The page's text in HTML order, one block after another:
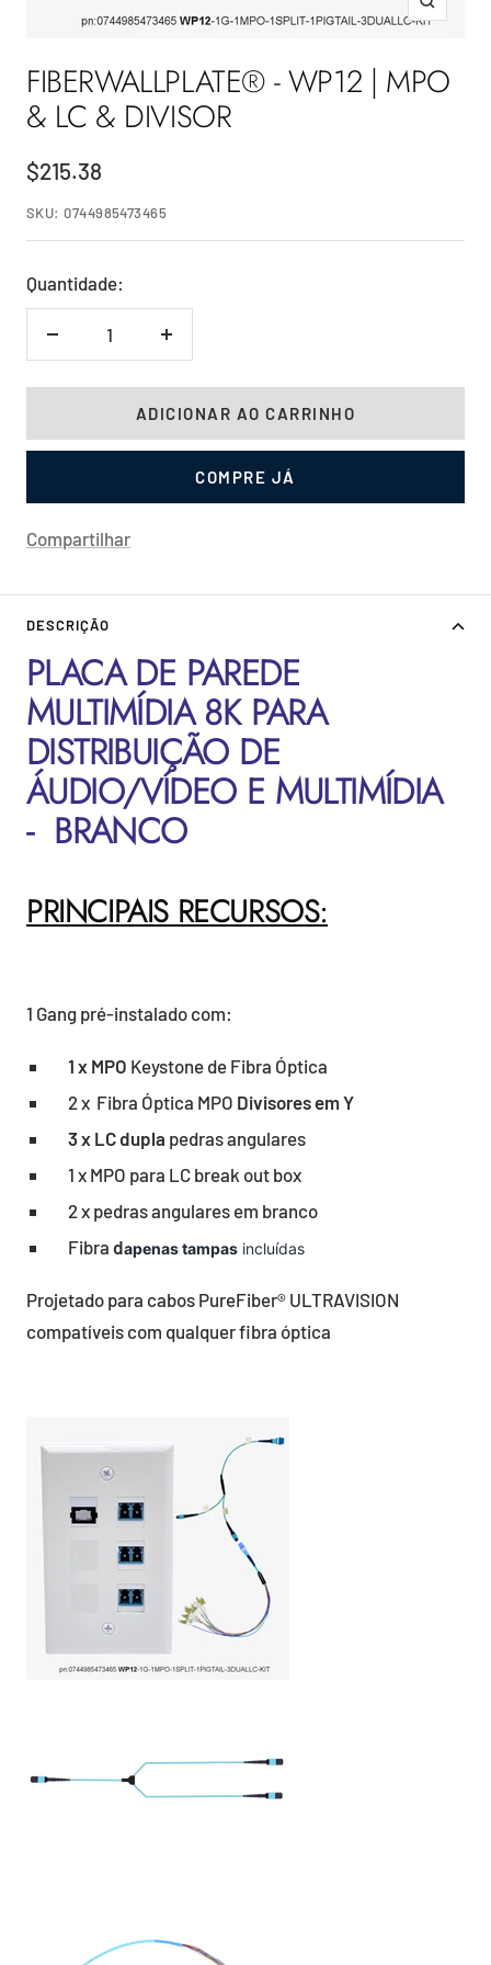
Zoom
FIBERWALLPLATE® - WP12 | MPO
& LC & DIVISOR
Preço
promocional
$215.38
SKU:0744985473465
Quantidade:
Diminuir
ADICIONAR AO CARRINHO
COMPRE JÁ
Compartilhar
DESCRIÇÃO
PLACA DE PAREDE
MULTIMÍDIA 8K PARA
DISTRIBUIÇÃO DE
ÁUDIO/VÍDEO E MULTIMÍDIA
- BRANCO
PRINCIPAIS RECURSOS:
1 Gang pré-instalado com:
1 x MPO Keystone de Fibra Óptica
2 x Fibra Óptica MPO Divisores em Y
3 x LC dupla pedras angulares
1 x MPO para LC break out box
2 x pedras angulares em branco
Fibradapenas tampas incluídas
Projetado para cabos PureFiber® ULTRAVISION
compatíveis com qualquer fibra óptica